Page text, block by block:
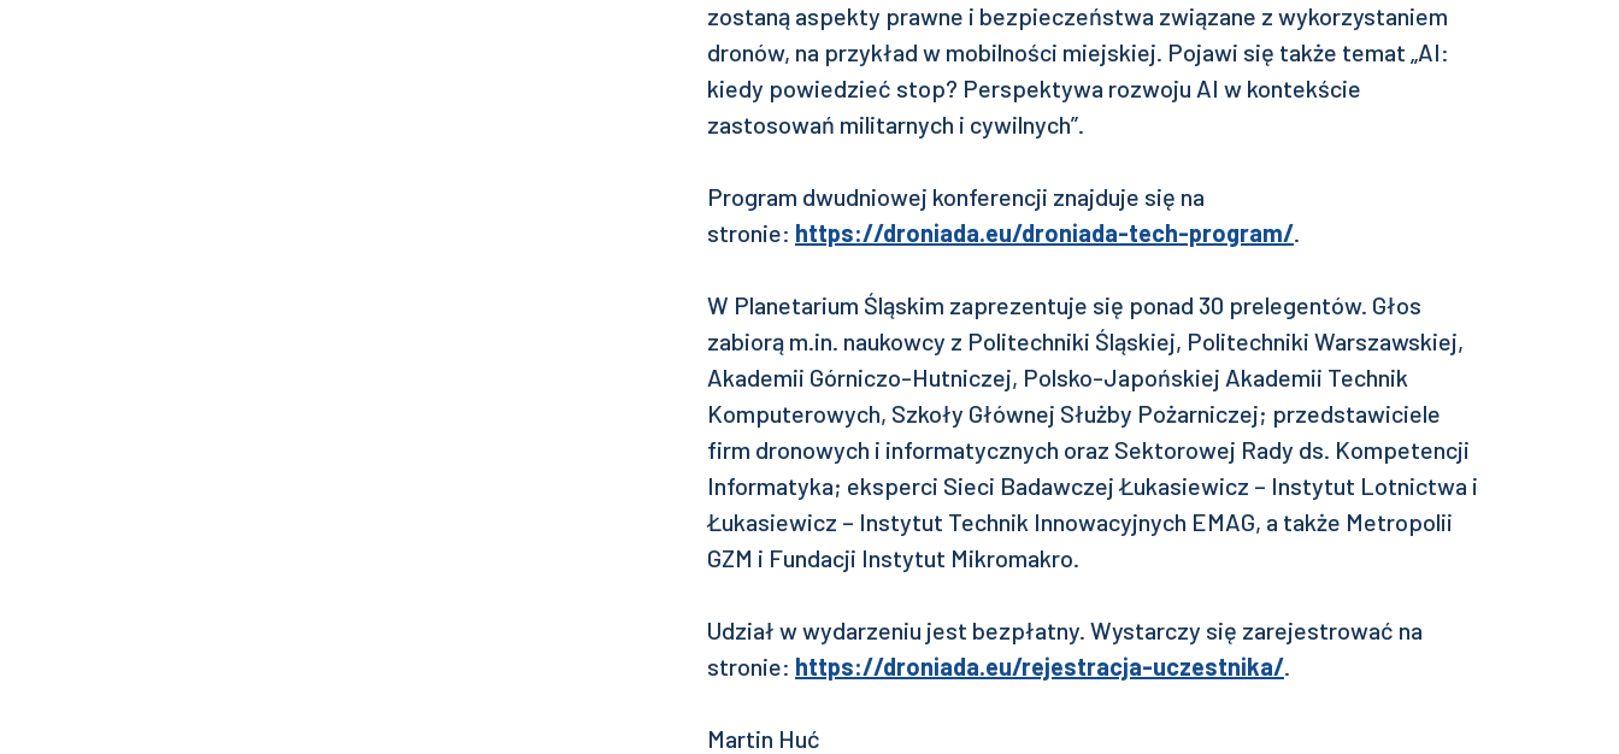
zostaną aspekty prawne i bezpieczeństwa związane z wykorzystaniem
dronów, na przykład w mobilności miejskiej. Pojawi się także temat „AI:
kiedy powiedzieć stop? Perspektywa rozwoju AI w kontekście
zastosowań militarnych i cywilnych”.
Program dwudniowej konferencji znajduje się na
stronie: https://droniada.eu/droniada-tech-program/.
W Planetarium Śląskim zaprezentuje się ponad 30 prelegentów. Głos
zabiorą m.in. naukowcy z Politechniki Śląskiej, Politechniki Warszawskiej,
Akademii Górniczo-Hutniczej, Polsko-Japońskiej Akademii Technik
Komputerowych, Szkoły Głównej Służby Pożarniczej; przedstawiciele
firm dronowych i informatycznych oraz Sektorowej Rady ds. Kompetencji
Informatyka; eksperci Sieci Badawczej Łukasiewicz – Instytut Lotnictwa i
Łukasiewicz – Instytut Technik Innowacyjnych EMAG, a także Metropolii
GZM i Fundacji Instytut Mikromakro.
Udział w wydarzeniu jest bezpłatny. Wystarczy się zarejestrować na
stronie: https://droniada.eu/rejestracja-uczestnika/.
Martin Huć